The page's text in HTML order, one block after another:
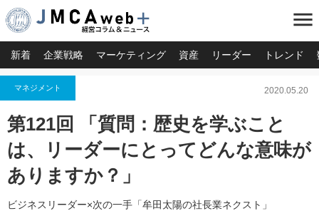
menu
新着 企業戦略 マーケティング 資産 リーダー トレンド
マネジメント 2020.05.20
第121回 「質問：歴史を学ぶこと
は、リーダーにとってどんな意味が
ありますか？」
ビジネスリーダー×次の一手「牟田太陽の社長業ネクスト」